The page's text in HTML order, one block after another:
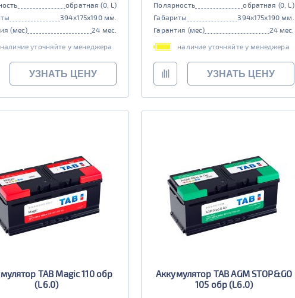
обратная (0, L)
394x175x190 мм.
(мес)
24 мес.
наличие уточняйте у менеджера
УЗНАТЬ ЦЕНУ
Полярность
обратная (0, L)
Габариты
394x175x190 мм.
Гарантия (мес)
24 мес.
наличие уточняйте у менеджера
УЗНАТЬ ЦЕНУ
TAB Magic 110 обр
(L6.0)
Аккумулятор TAB AGM STOP&GO
105 обр (L6.0)